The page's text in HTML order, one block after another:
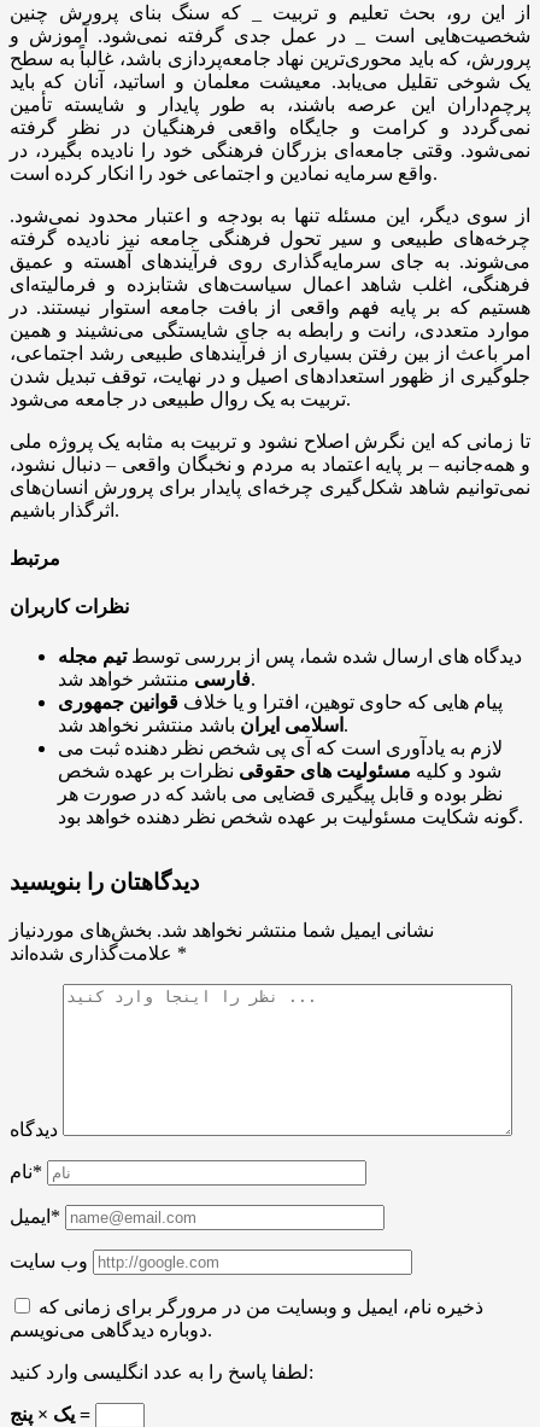
از این رو، بحث تعلیم و تربیت _ که سنگ بنای پرورش چنین
شخصیت‌هایی است _ در عمل جدی گرفته نمی‌شود. آموزش و
پرورش، که باید محوری‌ترین نهاد جامعه‌پردازی باشد، غالباً به سطح
یک شوخی تقلیل می‌یابد. معیشت معلمان و اساتید، آنان که باید
پرچم‌داران این عرصه باشند، به طور پایدار و شایسته تأمین
نمی‌گردد و کرامت و جایگاه واقعی فرهنگیان در نظر گرفته
نمی‌شود. وقتی جامعه‌ای بزرگان فرهنگی خود را نادیده بگیرد، در
واقع سرمایه نمادین و اجتماعی خود را انکار کرده است.
از سوی دیگر، این مسئله تنها به بودجه و اعتبار محدود نمی‌شود.
چرخه‌های طبیعی و سیر تحول فرهنگی جامعه نیز نادیده گرفته
می‌شوند. به جای سرمایه‌گذاری روی فرآیندهای آهسته و عمیق
فرهنگی، اغلب شاهد اعمال سیاست‌های شتابزده و فرمالیته‌ای
هستیم که بر پایه فهم واقعی از بافت جامعه استوار نیستند. در
موارد متعددی، رانت و رابطه به جای شایستگی می‌نشیند و همین
امر باعث از بین رفتن بسیاری از فرآیندهای طبیعی رشد اجتماعی،
جلوگیری از ظهور استعدادهای اصیل و در نهایت، توقف تبدیل شدن
تربیت به یک روال طبیعی در جامعه می‌شود.
تا زمانی که این نگرش اصلاح نشود و تربیت به مثابه یک پروژه ملی
و همه‌جانبه – بر پایه اعتماد به مردم و نخبگان واقعی – دنبال نشود،
نمی‌توانیم شاهد شکل‌گیری چرخه‌ای پایدار برای پرورش انسان‌های
اثرگذار باشیم.
مرتبط
نظرات کاربران
دیدگاه های ارسال شده شما، پس از بررسی توسطتیم مجله
فارسیمنتشر خواهد شد.
پیام هایی که حاوی توهین، افترا و یا خلاف قوانین جمهوری
اسلامی ایران باشد منتشر نخواهد شد.
لازم به یادآوری است که آی پی شخص نظر دهنده ثبت می
شود و کلیه مسئولیت های حقوقی نظرات بر عهده شخص
نظر بوده و قابل پیگیری قضایی می باشد که در صورت هر
گونه شکایت مسئولیت بر عهده شخص نظر دهنده خواهد بود.
دیدگاهتان را بنویسید
نشانی ایمیل شما منتشر نخواهد شد. بخش‌های موردنیاز
*
دیدگاه
نام*
ایمیل*
وب سایت
ذخیره نام، ایمیل و وبسایت من در مرورگر برای زمانی که
دوباره دیدگاهی می‌نویسم.
لطفا پاسخ را به عدد انگلیسی وارد کنید:
یک × پنج =